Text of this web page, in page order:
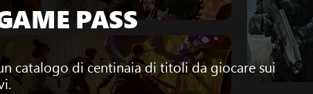
PASS
catalogo di centinaia di titoli da giocare sui